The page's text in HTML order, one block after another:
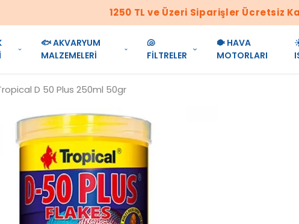
1250 TL ve Üzeri Siparişler Ücretsiz
🐟 AKVARYUM
MALZEMELERİ
🐚
FİLTRELER
🐡 HAVA
MOTORLARI
D 50 Plus 250ml 50gr